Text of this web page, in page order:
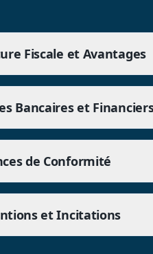
Fiscale et Avantages
Bancaires et
de Conformité
et Incitations